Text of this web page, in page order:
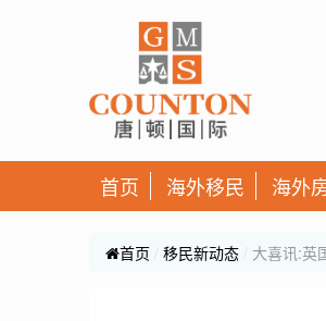
首页 海外移民 海外
首页 移民新动态 大喜讯:英